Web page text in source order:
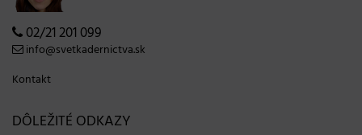
02/21 201 099
info@svetkadernictva.sk
Kontakt
DÔLEŽITÉ ODKAZY